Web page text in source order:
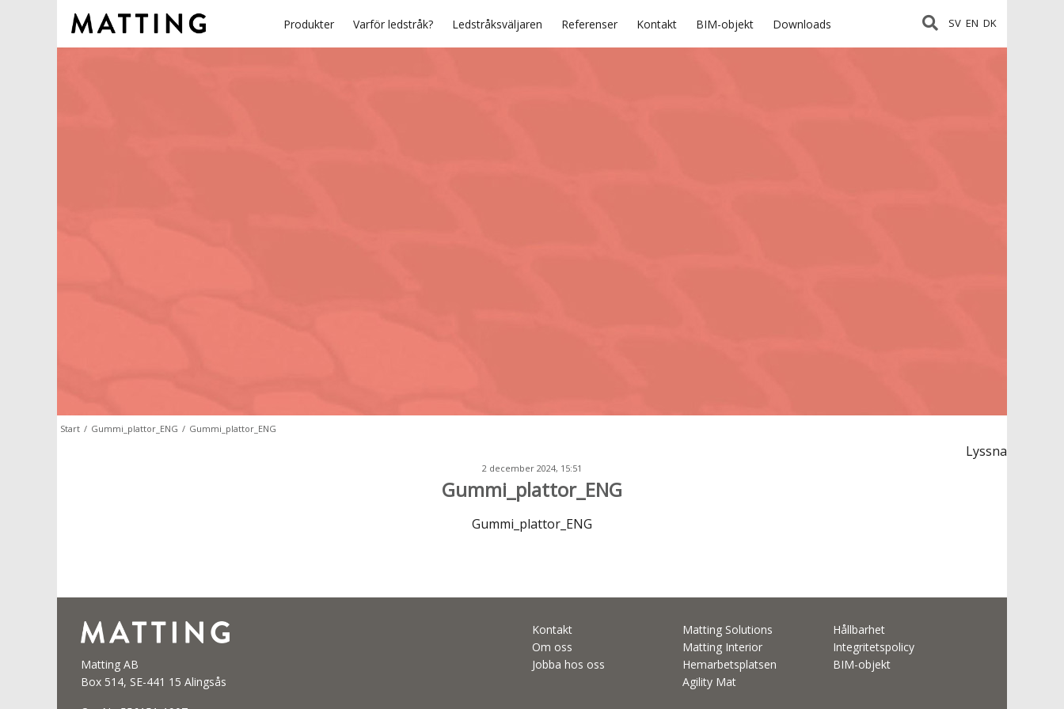
Produkter Varför ledstråk? Ledstråksväljaren Referenser Kontakt BIM-objekt Downloads SV EN DK
Start / Gummi_plattor_ENG / Gummi_plattor_ENG
Lyssna
2 december 2024, 15:51
Gummi_plattor_ENG
Gummi_plattor_ENG
Matting AB
Box 514, SE-441 15 Alingsås
Kontakt
Om oss
Jobba hos oss
Matting Solutions
Matting Interior
Hemarbetsplatsen
Agility Mat
Hållbarhet
Integritetspolicy
BIM-objekt